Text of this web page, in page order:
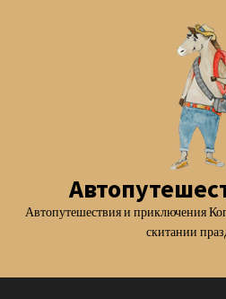
Автопутешествия и приключения
скитании